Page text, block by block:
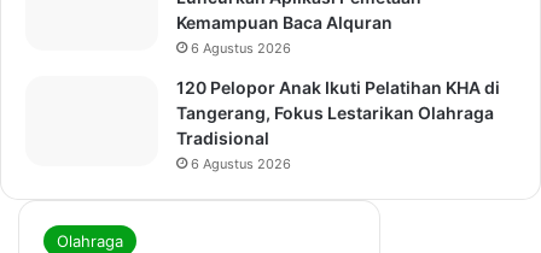
Kemampuan Baca Alquran
6 Agustus 2026
120 Pelopor Anak Ikuti Pelatihan KHA di
Tangerang, Fokus Lestarikan Olahraga
Tradisional
6 Agustus 2026